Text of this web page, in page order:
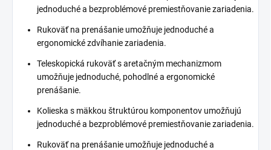
jednoduché a bezproblémové premiestňovanie zariadenia.
Rukoväť na prenášanie umožňuje jednoduché a
ergonomické zdvíhanie zariadenia.
Teleskopická rukoväť s aretačným mechanizmom
umožňuje jednoduché, pohodlné a ergonomické
prenášanie.
Kolieska s mäkkou štruktúrou komponentov umožňujú
jednoduché a bezproblémové premiestňovanie zariadenia.
Rukoväť na prenášanie umožňuje jednoduché a